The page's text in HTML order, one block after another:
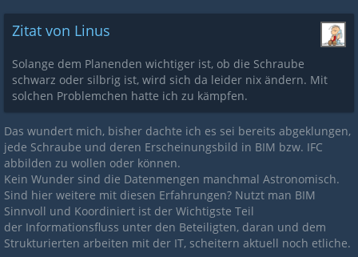
Zitat von Linus
Solange dem Planenden wichtiger ist, ob die Schraube
schwarz oder silbrig ist, wird sich da leider nix ändern. Mit
solchen Problemchen hatte ich zu kämpfen.
Das wundert mich, bisher dachte ich es sei bereits abgeklungen,
jede Schraube und deren Erscheinungsbild in BIM bzw. IFC
abbilden zu wollen oder können.
Kein Wunder sind die Datenmengen manchmal Astronomisch.
Sind hier weitere mit diesen Erfahrungen? Nutzt man BIM
Sinnvoll und Koordiniert ist der Wichtigste Teil
der Informationsfluss unter den Beteiligten, daran und dem
Strukturierten arbeiten mit der IT, scheitern aktuell noch etliche.